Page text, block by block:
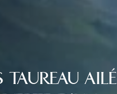
AILÉ